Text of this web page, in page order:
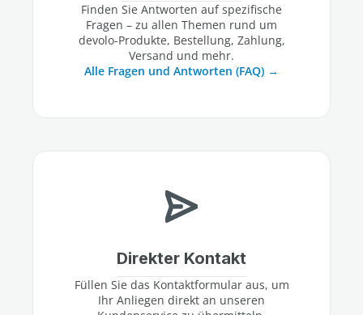
Finden Sie Antworten auf spezifische
Fragen – zu allen Themen rund um
devolo-Produkte, Bestellung, Zahlung,
Versand und mehr.
Alle Fragen und Antworten (FAQ)
Direkter Kontakt
Füllen Sie das Kontaktformular aus, um
Ihr Anliegen direkt an unseren